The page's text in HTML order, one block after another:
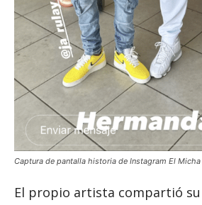
Captura de pantalla historia de Instagram El Micha
El propio artista compartió